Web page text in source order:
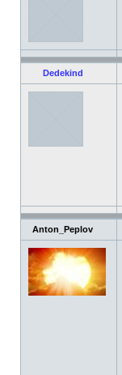
Dedekind
Anton_Peplov